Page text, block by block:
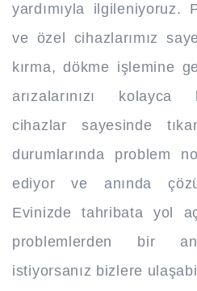
yardımıyla ilgileniyoruz.
ve özel cihazlarımız
kırma, dökme işlemine
arızalarınızı
cihazlar sayesinde
durumlarında problem
ediyor ve anında
Evinizde tahribata yol
problemlerden bir
istiyorsanız bizlere